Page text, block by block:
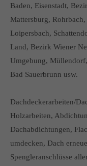
Baden, Eisenstadt,
Mattersburg,
Loipersbach,
Land, Bezirk Wiener
Umgebung,
Bad Sauerbrunn usw.
Dachdeckerarbeiten/
Holzarbeiten,
Dachabdichtungen,
umdecken, Dach
Spengleranschlüsse